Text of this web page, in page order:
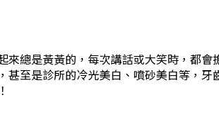
總是黃黃的，每次講話或大笑時，都
至是診所的冷光美白、噴砂美白等，